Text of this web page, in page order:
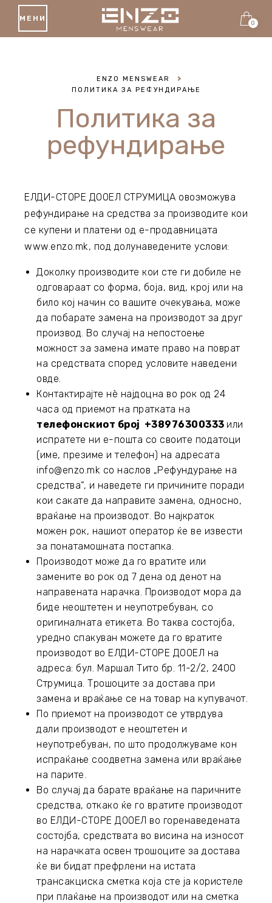
МЕНИ
0
ENZO MENSWEAR
>
ПОЛИТИКА ЗА РЕФУНДИРАЊЕ
Политика за
рефундирање
ЕЛДИ-СТОРЕ ДООЕЛ СТРУМИЦА овозможува
рефундирање на средства за производите кои
се купени и платени од е-продавницата
www.enzo.mk, под долунаведените услови:
Доколку производите кои сте ги добиле не
одговараат со форма, боја, вид, крој или на
било кој начин со вашите очекувања, може
да побарате замена на производот за друг
производ. Во случај на непостоење
можност за замена имате право на поврат
на средствата според условите наведени
овде.
Контактирајте нè најдоцна во рок од 24
часа од приемот на пратката на
телефонскиот број +38976300333 или
испратете ни е-пошта со своите податоци
(име, презиме и телефон) на адресата
info@enzo.mk со наслов „Рефундурање на
средства“, и наведете ги причините поради
кои сакате да направите замена, односно,
враќање на производот. Во најкраток
можен рок, нашиот оператор ќе ве извести
за понатамошната постапка.
Производот може да го вратите или
замените во рок од 7 дена од денот на
направената нарачка. Производот мора да
биде неоштетен и неупотребуван, со
оригиналната етикета. Во таква состојба,
уредно спакуван можете да го вратите
производот во ЕЛДИ-СТОРЕ ДООЕЛ на
адреса: бул. Маршал Тито бр. 11-2/2, 2400
Струмица. Трошоците за достава при
замена и враќање се на товар на купувачот.
По приемот на производот се утврдува
дали производот е неоштетен и
неупотребуван, по што продолжуваме кон
испраќање соодветна замена или враќање
на парите.
Во случај да барате враќање на паричните
средства, откако ќе го вратите производот
во ЕЛДИ-СТОРЕ ДООЕЛ во горенаведената
состојба, средствата во висина на износот
на нарачката освен трошоците за достава
ќе ви бидат префрлени на истата
трансакциска сметка која сте ја користеле
при плаќање на производот или на сметка